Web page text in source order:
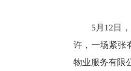
5月12日，
许，一场紧张
物业服务有限